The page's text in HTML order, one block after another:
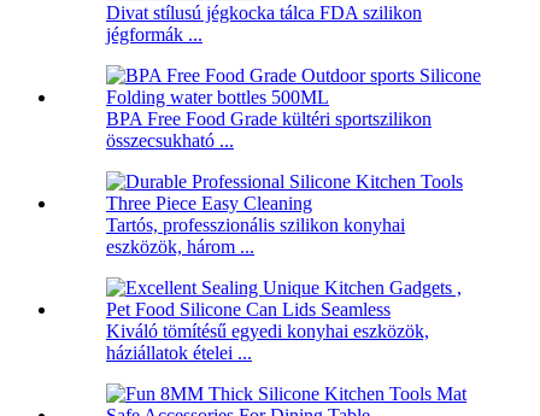
Divat stílusú jégkocka tálca FDA szilikon
jégformák ...
BPA Free Food Grade kültéri sportszilikon
összecsukható ...
Tartós, professzionális szilikon konyhai
eszközök, három ...
Kiváló tömítésű egyedi konyhai eszközök,
háziállatok ételei ...